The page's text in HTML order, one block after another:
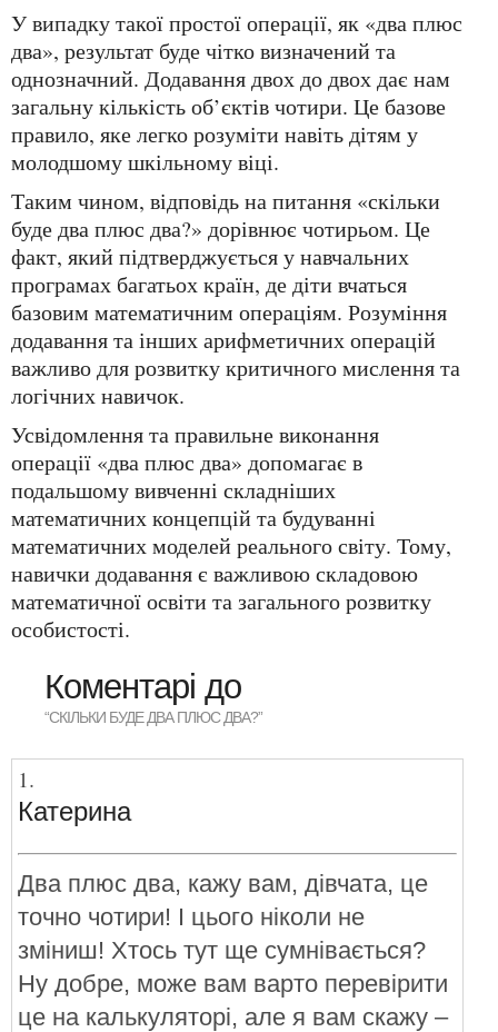
У випадку такої простої операції, як «два плюс
два», результат буде чітко визначений та
однозначний. Додавання двох до двох дає нам
загальну кількість об’єктів чотири. Це базове
правило, яке легко розуміти навіть дітям у
молодшому шкільному віці.
Таким чином, відповідь на питання «скільки
буде два плюс два?» дорівнює чотирьом. Це
факт, який підтверджується у навчальних
програмах багатьох країн, де діти вчаться
базовим математичним операціям. Розуміння
додавання та інших арифметичних операцій
важливо для розвитку критичного мислення та
логічних навичок.
Усвідомлення та правильне виконання
операції «два плюс два» допомагає в
подальшому вивченні складніших
математичних концепцій та будуванні
математичних моделей реального світу. Тому,
навички додавання є важливою складовою
математичної освіти та загального розвитку
особистості.
Коментарі до
“СКІЛЬКИ БУДЕ ДВА ПЛЮС ДВА?”
Катерина
Два плюс два, кажу вам, дівчата, це
точно чотири! І цього ніколи не
зміниш! Хтось тут ще сумнівається?
Ну добре, може вам варто перевірити
це на калькуляторі, але я вам скажу –